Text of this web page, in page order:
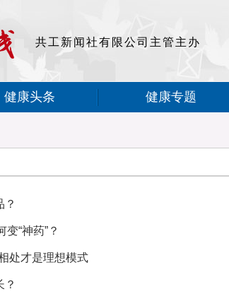
共工新闻社有限公司主管主办
健康头条 健康专题
？
“神药”？
处才是理想模式
？